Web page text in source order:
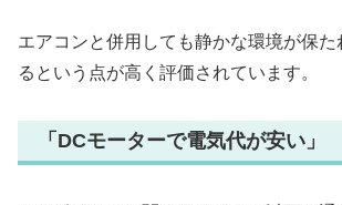
エアコンと併用しても静かな環境が保
るという点が高く評価されています。
「DCモーターで電気代が安い」